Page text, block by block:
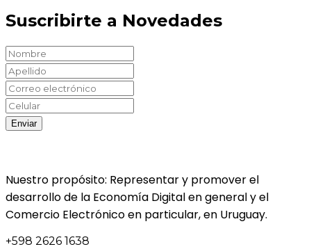
Suscribirte a Novedades
Nuestro propósito: Representar y promover el
desarrollo de la Economía Digital en general y el
Comercio Electrónico en particular, en Uruguay.
+598 2626 1638